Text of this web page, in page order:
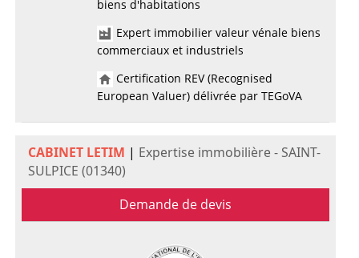
biens d'habitations
Expert immobilier valeur vénale biens
commerciaux et industriels
Certification REV (Recognised
European Valuer) délivrée par TEGoVA
CABINET LETIM | Expertise immobilière - SAINT-
SULPICE (01340)
Demande de devis